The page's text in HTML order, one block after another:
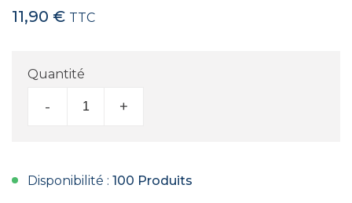
11,90 € TTC
Quantité
- +
Disponibilité : 100 Produits